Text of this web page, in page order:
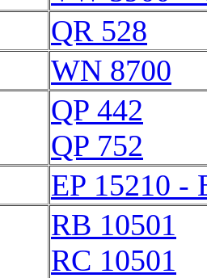
QR 528
WN 8700
QP 442
QP 752
EP 15210 -
RB 10501
RC 10501